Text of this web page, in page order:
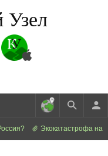
Узел
Экокатастрофа на